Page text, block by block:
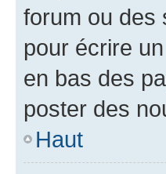
forum ou des
pour écrire
en bas des
poster des
Haut